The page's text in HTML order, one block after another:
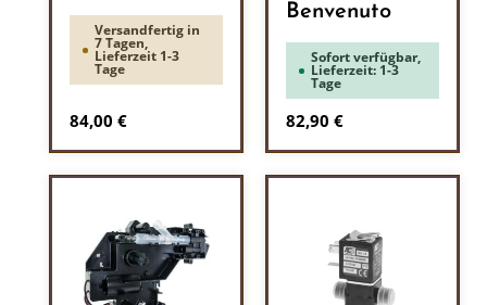
Versandfertig in
7 Tagen,
Lieferzeit 1-3
Tage
Regulärer Preis:
84,00 €
Benvenuto
Sofort verfügbar,
Lieferzeit: 1-3
Tage
Regulärer Preis:
82,90 €